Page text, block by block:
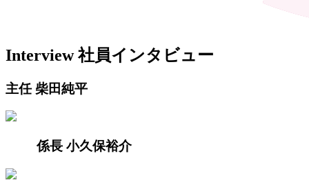
Interview社員インタビュー
主任柴田純平
係長 小久保裕介